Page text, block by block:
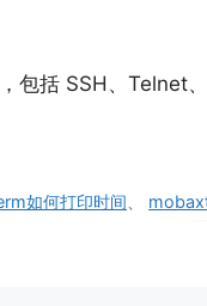
包括 SSH、Telnet
如何打印时间